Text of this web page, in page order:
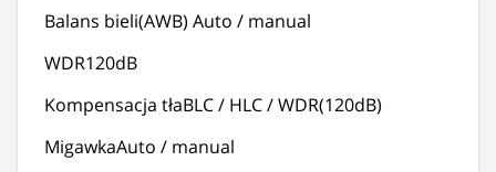
Balans bieli(AWB) Auto / manual
WDR120dB
Kompensacja tłaBLC / HLC / WDR(120dB)
MigawkaAuto / manual